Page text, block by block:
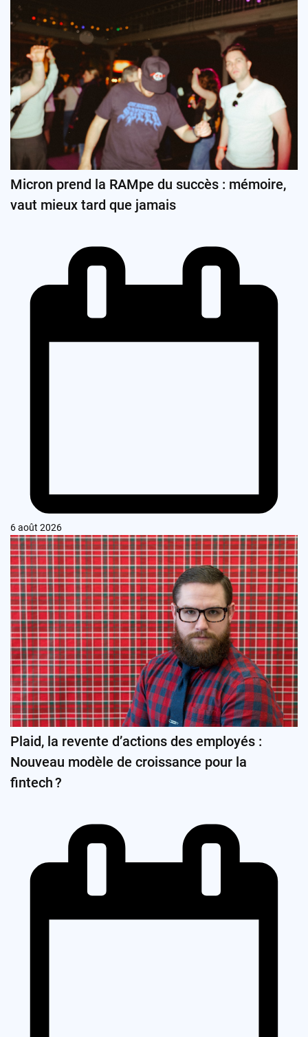
Micron prend la RAMpe du succès : mémoire,
vaut mieux tard que jamais
6 août 2026
Plaid, la revente d’actions des employés :
Nouveau modèle de croissance pour la
fintech ?